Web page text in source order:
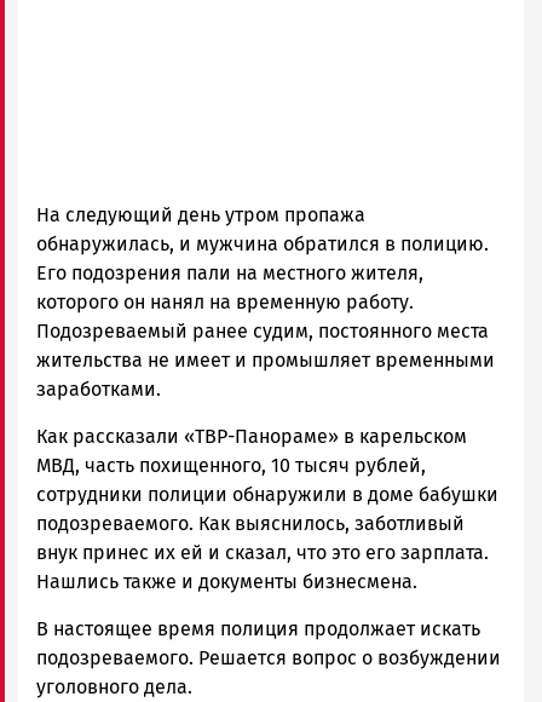
На следующий день утром пропажа
обнаружилась, и мужчина обратился в полицию.
Его подозрения пали на местного жителя,
которого он нанял на временную работу.
Подозреваемый ранее судим, постоянного места
жительства не имеет и промышляет временными
заработками.
Как рассказали «ТВР-Панораме» в карельском
МВД, часть похищенного, 10 тысяч рублей,
сотрудники полиции обнаружили в доме бабушки
подозреваемого. Как выяснилось, заботливый
внук принес их ей и сказал, что это его зарплата.
Нашлись также и документы бизнесмена.
В настоящее время полиция продолжает искать
подозреваемого. Решается вопрос о возбуждении
уголовного дела.